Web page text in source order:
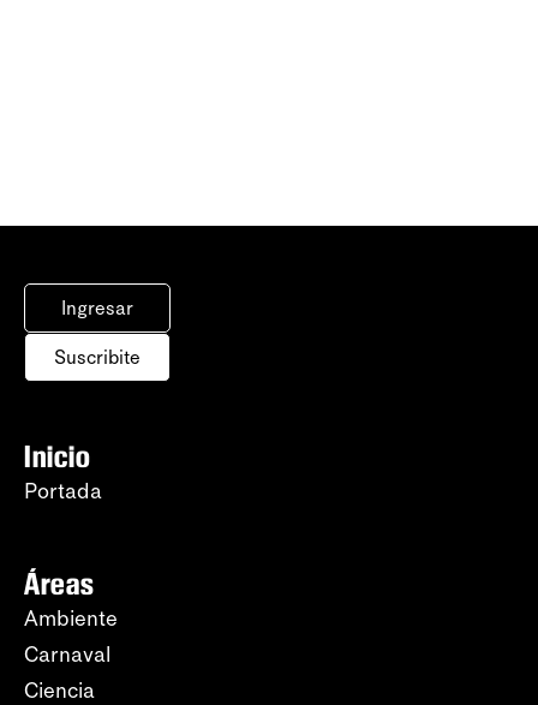
Ingresar
Suscribite
Inicio
Portada
Áreas
Ambiente
Carnaval
Ciencia